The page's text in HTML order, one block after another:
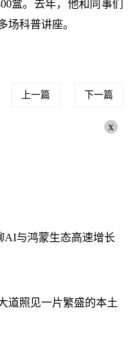
盒。去年，他和同事们
场科普讲座。
上一篇 下一篇
x
AI与鸿蒙生态高速增长
道照见一片繁盛的本土